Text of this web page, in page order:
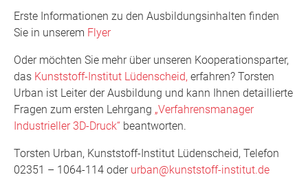
Erste Informationen zu den Ausbildungsinhalten finden
Sie in unserem Flyer
Oder möchten Sie mehr über unseren Kooperationsparter,
das Kunststoff-Institut Lüdenscheid, erfahren? Torsten
Urban ist Leiter der Ausbildung und kann Ihnen detaillierte
Fragen zum ersten Lehrgang „Verfahrensmanager
Industrieller 3D-Druck“ beantworten.
Torsten Urban, Kunststoff-Institut Lüdenscheid, Telefon
02351 – 1064-114 oder urban@kunststoff-institut.de